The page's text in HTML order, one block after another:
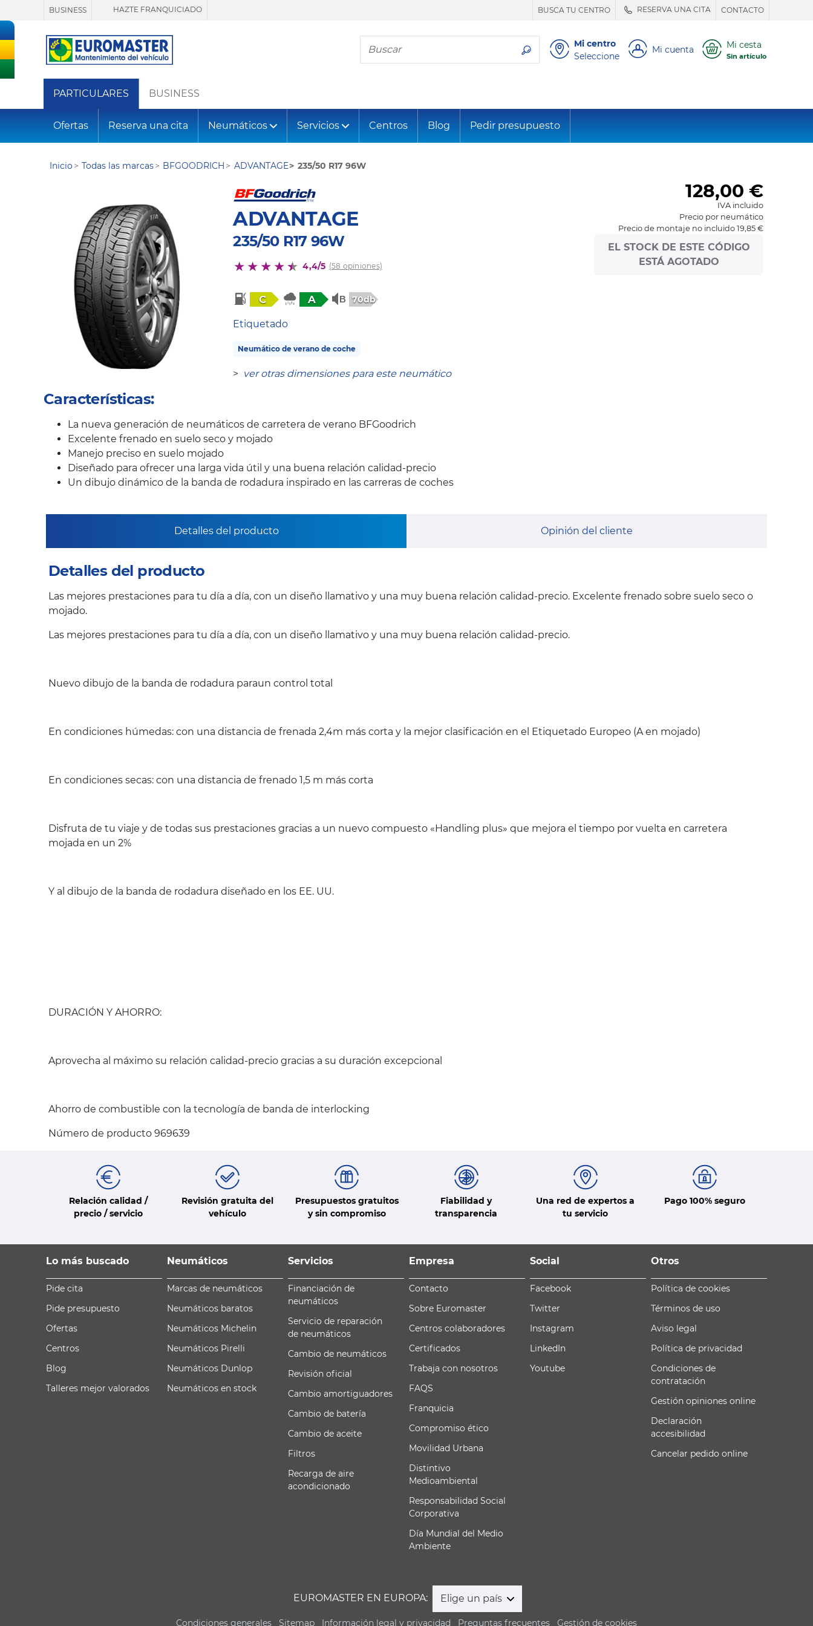
BUSINESS HAZTE FRANQUICIADO BUSCA TU CENTRO RESERVA UNA CITA CONTACTO
Busca tu neumático
Mi centro
Seleccione
Mi cuenta Mi cesta
Sin artículo
PARTICULARES BUSINESS
Ofertas Reserva una cita Neumáticos Servicios Centros Blog Pedir presupuesto
Inicio Todas las marcas BFGOODRICH ADVANTAGE 235/50 R17 96W
ADVANTAGE
235/50 R17 96W
4,4/5 (58 opiniones)
C A 70db
Etiquetado
Neumático de verano de coche
> ver otras dimensiones para este neumático
128,00 €
IVA incluido
Precio por neumático
Precio de montaje no incluido 19,85 €
EL STOCK DE ESTE CÓDIGO
ESTÁ AGOTADO
Características:
La nueva generación de neumáticos de carretera de verano BFGoodrich
Excelente frenado en suelo seco y mojado
Manejo preciso en suelo mojado
Diseñado para ofrecer una larga vida útil y una buena relación calidad-precio
Un dibujo dinámico de la banda de rodadura inspirado en las carreras de coches
Detalles del producto Opinión del cliente
Detalles del producto
Las mejores prestaciones para tu día a día, con un diseño llamativo y una muy buena relación calidad-precio. Excelente frenado sobre suelo seco o
mojado.
Las mejores prestaciones para tu día a día, con un diseño llamativo y una muy buena relación calidad-precio.
Nuevo dibujo de la banda de rodadura paraun control total
En condiciones húmedas: con una distancia de frenada 2,4m más corta y la mejor clasificación en el Etiquetado Europeo (A en mojado)
En condiciones secas: con una distancia de frenado 1,5 m más corta
Disfruta de tu viaje y de todas sus prestaciones gracias a un nuevo compuesto «Handling plus» que mejora el tiempo por vuelta en carretera
mojada en un 2%
Y al dibujo de la banda de rodadura diseñado en los EE. UU.
DURACIÓN Y AHORRO:
Aprovecha al máximo su relación calidad-precio gracias a su duración excepcional
Ahorro de combustible con la tecnología de banda de interlocking
Número de producto 969639
Relación calidad /
precio / servicio
Revisión gratuita del
vehículo
Presupuestos gratuitos
y sin compromiso
Fiabilidad y
transparencia
Una red de expertos a
tu servicio
Pago 100% seguro
Lo más buscado
Pide cita
Pide presupuesto
Ofertas
Centros
Blog
Talleres mejor valorados
Neumáticos
Marcas de neumáticos
Neumáticos baratos
Neumáticos Michelin
Neumáticos Pirelli
Neumáticos Dunlop
Neumáticos en stock
Servicios
Financiación de
neumáticos
Servicio de reparación
de neumáticos
Cambio de neumáticos
Revisión oficial
Cambio amortiguadores
Cambio de batería
Cambio de aceite
Filtros
Recarga de aire
acondicionado
Empresa
Contacto
Sobre Euromaster
Centros colaboradores
Certificados
Trabaja con nosotros
FAQS
Franquicia
Compromiso ético
Movilidad Urbana
Distintivo
Medioambiental
Responsabilidad Social
Corporativa
Día Mundial del Medio
Ambiente
Social
Facebook
Twitter
Instagram
LinkedIn
Youtube
Otros
Política de cookies
Términos de uso
Aviso legal
Política de privacidad
Condiciones de
contratación
Gestión opiniones online
Declaración
accesibilidad
Cancelar pedido online
EUROMASTER EN EUROPA: Elige un país
Condiciones generales Sitemap Información legal y privacidad Preguntas frecuentes Gestión de cookies